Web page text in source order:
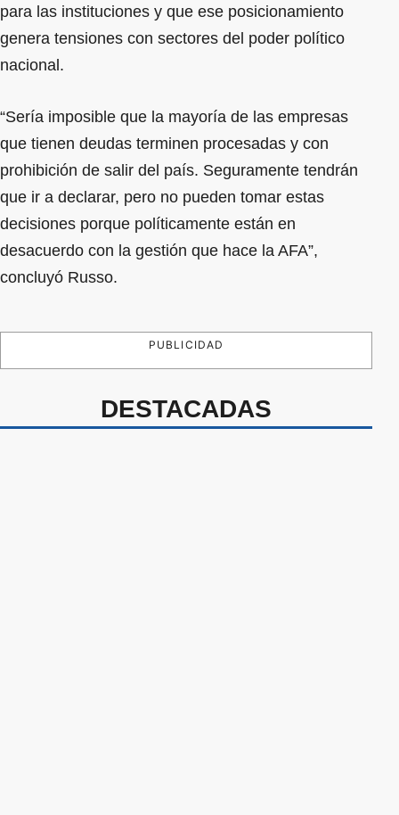
para las instituciones y que ese posicionamiento
genera tensiones con sectores del poder político
nacional.
“Sería imposible que la mayoría de las empresas
que tienen deudas terminen procesadas y con
prohibición de salir del país. Seguramente tendrán
que ir a declarar, pero no pueden tomar estas
decisiones porque políticamente están en
desacuerdo con la gestión que hace la AFA”,
concluyó Russo.
PUBLICIDAD
DESTACADAS